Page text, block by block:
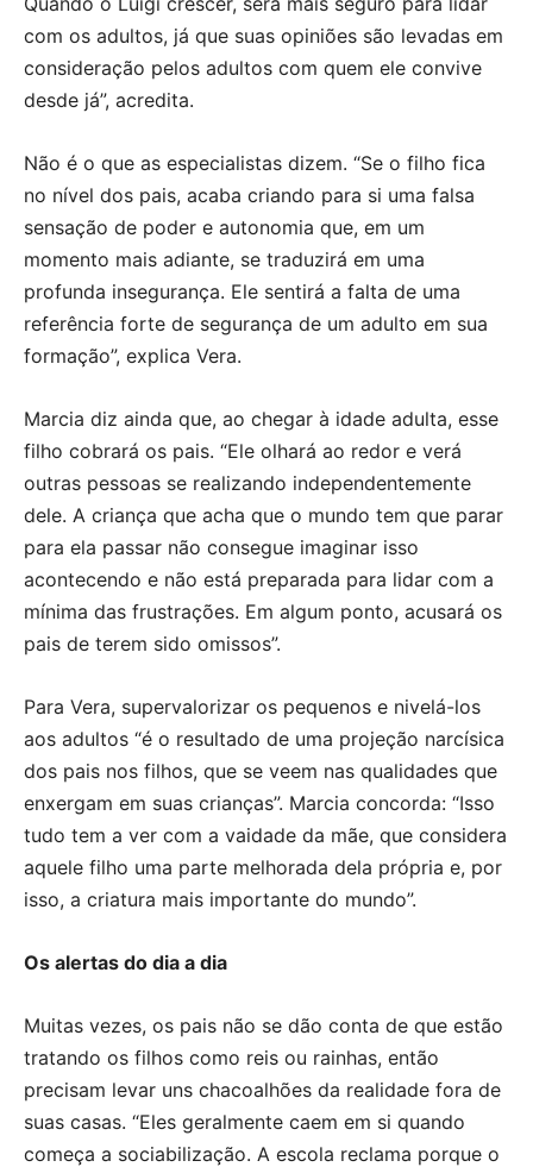
com os adultos, já que suas opiniões são levadas em
consideração pelos adultos com quem ele convive
desde já”, acredita.
Não é o que as especialistas dizem. “Se o filho fica
no nível dos pais, acaba criando para si uma falsa
sensação de poder e autonomia que, em um
momento mais adiante, se traduzirá em uma
profunda insegurança. Ele sentirá a falta de uma
referência forte de segurança de um adulto em sua
formação”, explica Vera.
Marcia diz ainda que, ao chegar à idade adulta, esse
filho cobrará os pais. “Ele olhará ao redor e verá
outras pessoas se realizando independentemente
dele. A criança que acha que o mundo tem que parar
para ela passar não consegue imaginar isso
acontecendo e não está preparada para lidar com a
mínima das frustrações. Em algum ponto, acusará os
pais de terem sido omissos”.
Para Vera, supervalorizar os pequenos e nivelá-los
aos adultos “é o resultado de uma projeção narcísica
dos pais nos filhos, que se veem nas qualidades que
enxergam em suas crianças”. Marcia concorda: “Isso
tudo tem a ver com a vaidade da mãe, que considera
aquele filho uma parte melhorada dela própria e, por
isso, a criatura mais importante do mundo”.
Os alertas do dia a dia
Muitas vezes, os pais não se dão conta de que estão
tratando os filhos como reis ou rainhas, então
precisam levar uns chacoalhões da realidade fora de
suas casas. “Eles geralmente caem em si quando
começa a sociabilização. A escola reclama porque o